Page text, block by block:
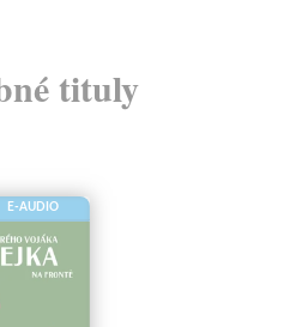
tituly
E-AUDIO